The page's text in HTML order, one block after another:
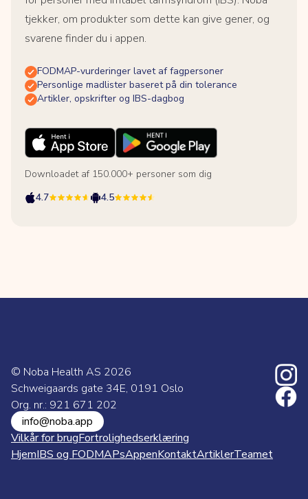
tjekker, om produkter som dette kan give gener, og
svarene finder du i appen.
FODMAP-vurderinger lavet af fagpersoner
Personlige madlister baseret på din tolerance
Artikler, opskrifter og IBS-dagbog
Downloadet af 150.000+ personer som dig
4.7
4.5
© Noba Health AS 2026
Schweigaards gate 34E, 0191 Oslo
Org. nr.: 921 671 202
info@noba.app
Vilkår for brugFortrolighedserklæring
HjemIBS og FODMAPsAppenKontaktArtiklerTeamet